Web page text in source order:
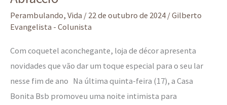
Perambulando, Vida / 22 de outubro de 2024 /Gilberto
Evangelista - Colunista
Com coquetel aconchegante, loja de décor apresenta
novidades que vão dar um toque especial para o seu lar
nesse fim de ano Na última quinta-feira (17), a Casa
Bonita Bsb promoveu uma noite intimista para